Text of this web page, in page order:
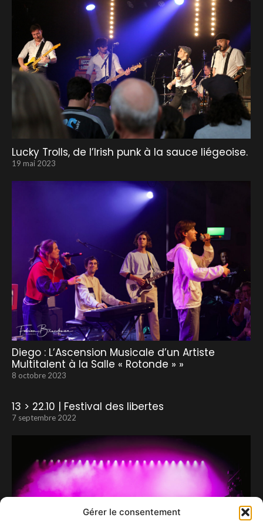
Gérer le consentement
Lucky Trolls, de l’Irish punk à la sauce liégeoise.
19 mai 2023
Diego : L’Ascension Musicale d’un Artiste
Multitalent à la Salle « Rotonde » »
8 octobre 2023
13 > 22.10 | Festival des libertes
7 septembre 2022